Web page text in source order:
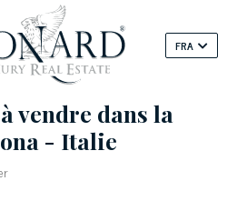
FRA
vendre dans la
- Italie